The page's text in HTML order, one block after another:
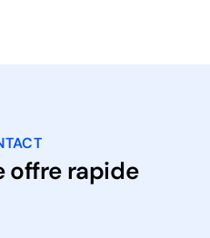
offre rapide